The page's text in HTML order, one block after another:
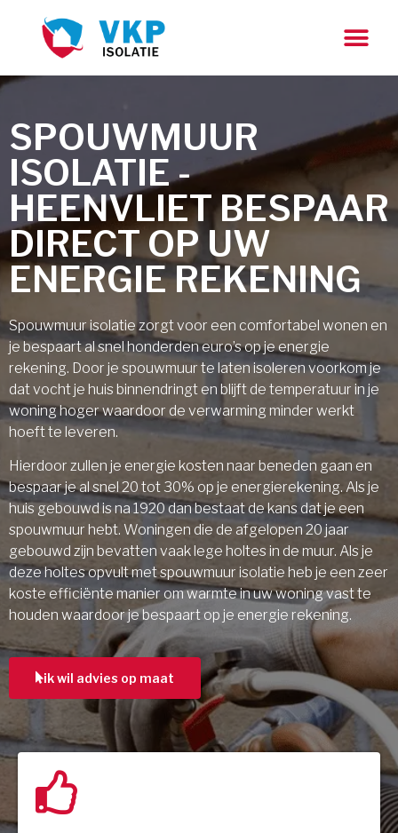
SPOUWMUUR
ISOLATIE -
HEENVLIET BESPAAR
DIRECT OP UW
ENERGIE REKENING
Spouwmuur isolatie zorgt voor een comfortabel wonen en
je bespaart al snel honderden euro’s op je energie
rekening. Door je spouwmuur te laten isoleren voorkom je
dat vocht je huis binnendringt en blijft de temperatuur in je
woning hoger waardoor de verwarming minder werkt
hoeft te leveren.
Hierdoor zullen je energie kosten naar beneden gaan en
bespaar je al snel 20 tot 30% op je energierekening. Als je
huis gebouwd is na 1920 dan bestaat de kans dat je een
spouwmuur hebt. Woningen die de afgelopen 20 jaar
gebouwd zijn bevatten vaak lege holtes in de muur. Als je
deze holtes opvult met spouwmuur isolatie heb je een zeer
koste efficiënte manier om warmte in uw woning vast te
houden waardoor je bespaart op je energie rekening.
ik wil advies op maat